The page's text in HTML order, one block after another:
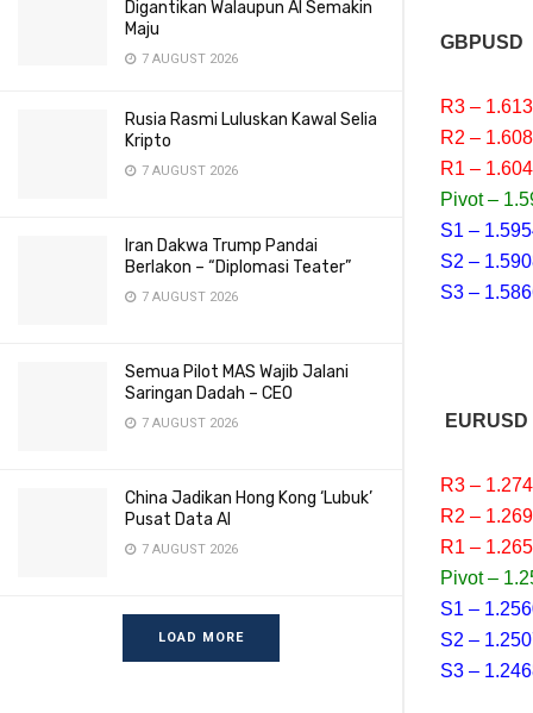
Digantikan Walaupun AI Semakin
Maju
7 AUGUST 2026
Rusia Rasmi Luluskan Kawal Selia
Kripto
7 AUGUST 2026
Iran Dakwa Trump Pandai
Berlakon – “Diplomasi Teater”
7 AUGUST 2026
Semua Pilot MAS Wajib Jalani
Saringan Dadah – CEO
7 AUGUST 2026
China Jadikan Hong Kong ‘Lubuk’
Pusat Data AI
7 AUGUST 2026
LOAD MORE
GBPUSD
R3 –
R2 –
R1 –
Pivot –
S1 –
S2 –
S3 –
EURUSD
R3 –
R2 –
R1 –
Pivot –
S1 –
S2 –
S3 –